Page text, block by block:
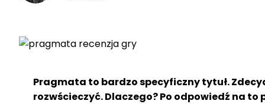
Pragmata to bardzo specyficzny tytuł.
rozwścieczyć. Dlaczego? Po odpowiedź na